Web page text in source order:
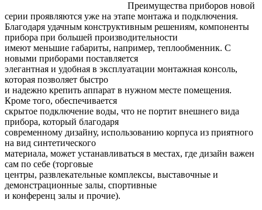
Преимущества приборов новой
серии проявляются уже на этапе монтажа и подключения.
Благодаря удачным конструктивным решениям, компоненты
прибора при большей производительности
имеют меньшие габариты, например, теплообменник. С
новыми приборами поставляется
элегантная и удобная в эксплуатации монтажная консоль,
которая позволяет быстро
и надежно крепить аппарат в нужном месте помещения.
Кроме того, обеспечивается
скрытое подключение воды, что не портит внешнего вида
прибора, который благодаря
современному дизайну, использованию корпуса из приятного
на вид синтетического
материала, может устанавливаться в местах, где дизайн важен
сам по себе (торговые
центры, развлекательные комплексы, выставочные и
демонстрационные залы, спортивные
и конференц залы и прочие).